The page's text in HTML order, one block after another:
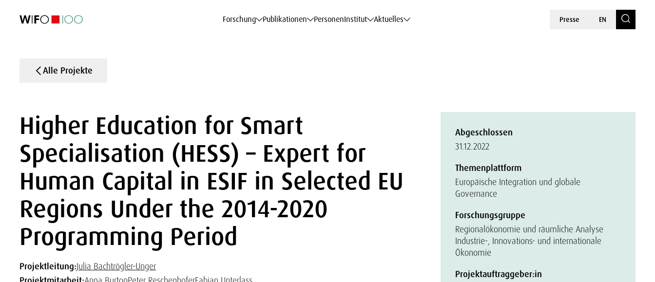
Forschung Publikationen PersonenInstitut Aktuelles Presse EN
Alle Projekte
Higher Education for Smart
Specialisation (HESS) – Expert for
Human Capital in ESIF in Selected EU
Regions Under the 2014-2020
Programming Period
Projektleitung:Julia Bachtrögler-Unger
Abgeschlossen
31.12.2022
Themenplattform
Europäische Integration und globale
Governance
Forschungsgruppe
Regionalökonomie und räumliche Analyse
Industrie-, Innovations- und internationale
Ökonomie
Projektauftraggeber:in